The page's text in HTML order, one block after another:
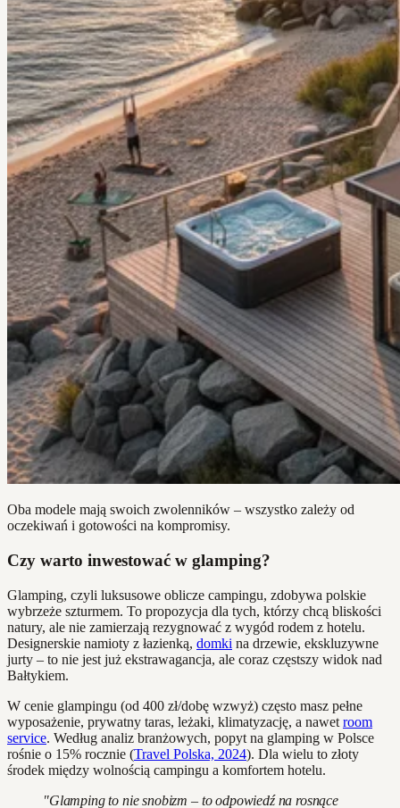
Oba modele mają swoich zwolenników – wszystko zależy od
oczekiwań i gotowości na kompromisy.
Czy warto inwestować w glamping?
Glamping, czyli luksusowe oblicze campingu, zdobywa polskie
wybrzeże szturmem. To propozycja dla tych, którzy chcą bliskości
natury, ale nie zamierzają rezygnować z wygód rodem z hotelu.
Designerskie namioty z łazienką, domki na drzewie, ekskluzywne
jurty – to nie jest już ekstrawagancja, ale coraz częstszy widok nad
Bałtykiem.
W cenie glampingu (od 400 zł/dobę wzwyż) często masz pełne
wyposażenie, prywatny taras, leżaki, klimatyzację, a nawet room
service. Według analiz branżowych, popyt na glamping w Polsce
rośnie o 15% rocznie (Travel Polska, 2024). Dla wielu to złoty
środek między wolnością campingu a komfortem hotelu.
"Glamping to nie snobizm – to odpowiedź na rosnące